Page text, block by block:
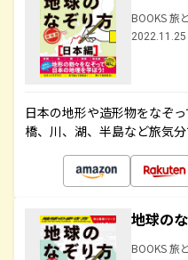
BOOKS 旅
2022.11.25
日本の地形や造形物をなぞ
橋、川、湖、半島など旅気
地球の
BOOKS 旅